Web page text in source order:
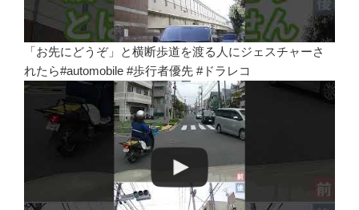
「お先にどうぞ」と横断歩道を渡る人にジェスチャーさ
れたら#automobile #歩行者優先 #ドラレコ